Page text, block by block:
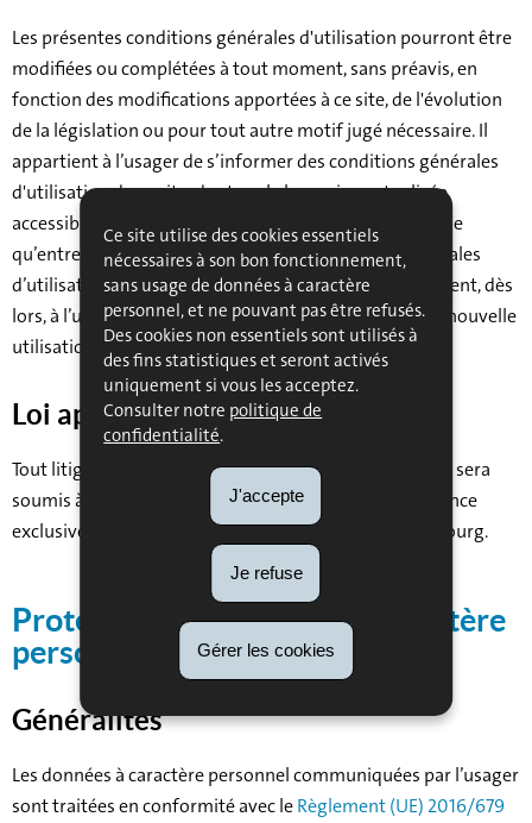
Ce site utilise des cookies essentiels
nécessaires à son bon fonctionnement,
sans usage de données à caractère
personnel, et ne pouvant pas être refusés.
Des cookies non essentiels sont utilisés à
des fins statistiques et seront activés
uniquement si vous les acceptez.
Consulter notre politique de
confidentialité.
J'accepte
Je refuse
Gérer les cookies
Les présentes conditions générales d'utilisation pourront être
modifiées ou complétées à tout moment, sans préavis, en
fonction des modifications apportées à ce site, de l'évolution
de la législation ou pour tout autre motif jugé nécessaire. Il
appartient à l’usager de s’informer des conditions générales
d'utilisation de ce site, dont seule la version actualisée
accessible en ligne est réputée en vigueur. Il est possible
qu’entre deux utilisations du site, les conditions générales
d’utilisation particulières soient modifiées et il appartient, dès
lors, à l’usager de bien lire ces dernières avant chaque nouvelle
utilisation.
Loi applicable
Tout litige relatif à l'utilisation de ce site et ses Services sera
soumis à la loi luxembourgeoise et sera de la compétence
exclusive des juridictions du Grand-Duché de Luxembourg.
Protection des données à caractère
personnel
Généralités
Les données à caractère personnel communiquées par l’usager
sont traitées en conformité avec leRèglement (UE) 2016/679